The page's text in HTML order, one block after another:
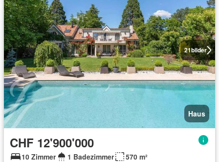
21bilder
Haus
CHF 12'900'000
10 Zimmer 1 Badezimmer
570 m²